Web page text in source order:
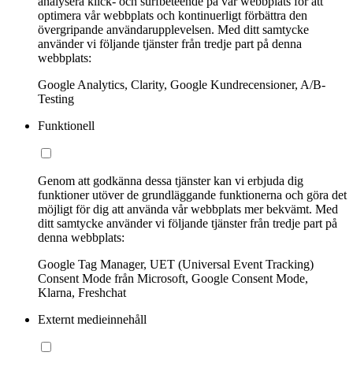
optimera vår webbplats och kontinuerligt förbättra den
övergripande användarupplevelsen. Med ditt samtycke
använder vi följande tjänster från tredje part på denna
webbplats:
Google Analytics, Clarity, Google Kundrecensioner, A/B-
Testing
Funktionell
Genom att godkänna dessa tjänster kan vi erbjuda dig
funktioner utöver de grundläggande funktionerna och göra det
möjligt för dig att använda vår webbplats mer bekvämt. Med
ditt samtycke använder vi följande tjänster från tredje part på
denna webbplats:
Google Tag Manager, UET (Universal Event Tracking)
Consent Mode från Microsoft, Google Consent Mode,
Klarna, Freshchat
Externt medieinnehåll